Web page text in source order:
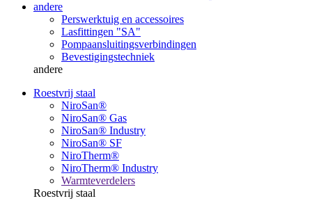
andere
Perswerktuig en accessoires
Lasfittingen "SA"
Pompaansluitingsverbindingen
Bevestigingstechniek
andere
Roestvrij staal
NiroSan®
NiroSan® Gas
NiroSan® Industry
NiroSan® SF
NiroTherm®
NiroTherm® Industry
Warmteverdelers
Roestvrij staal